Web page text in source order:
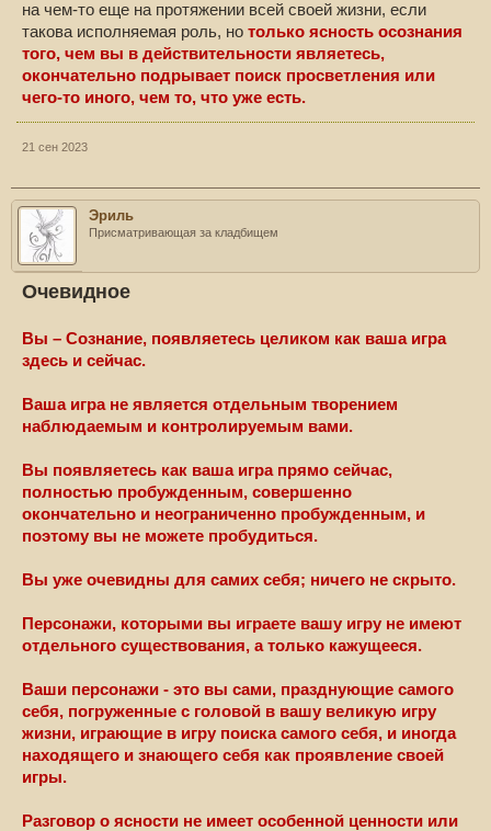
на чем-то еще на протяжении всей своей жизни, если
такова исполняемая роль, но только ясность осознания
того, чем вы в действительности являетесь,
окончательно подрывает поиск просветления или
чего-то иного, чем то, что уже есть.
21 сен 2023
Эриль
Присматривающая за кладбищем
Очевидное
Вы – Сознание, появляетесь целиком как ваша игра
здесь и сейчас.
Ваша игра не является отдельным творением
наблюдаемым и контролируемым вами.
Вы появляетесь как ваша игра прямо сейчас,
полностью пробужденным, совершенно
окончательно и неограниченно пробужденным, и
поэтому вы не можете пробудиться.
Вы уже очевидны для самих себя; ничего не скрыто.
Персонажи, которыми вы играете вашу игру не имеют
отдельного существования, а только кажущееся.
Ваши персонажи - это вы сами, празднующие самого
себя, погруженные с головой в вашу великую игру
жизни, играющие в игру поиска самого себя, и иногда
находящего и знающего себя как проявление своей
игры.
Разговор о ясности не имеет особенной ценности или